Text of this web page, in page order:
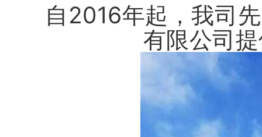
自2016年起，我司
有限公司